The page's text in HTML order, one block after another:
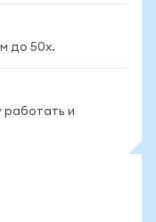
до 50x.
работать и